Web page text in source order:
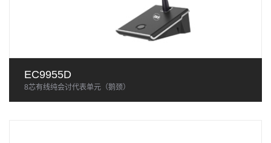
EC9955D
8芯有线纯会讨代表单元（鹅颈）